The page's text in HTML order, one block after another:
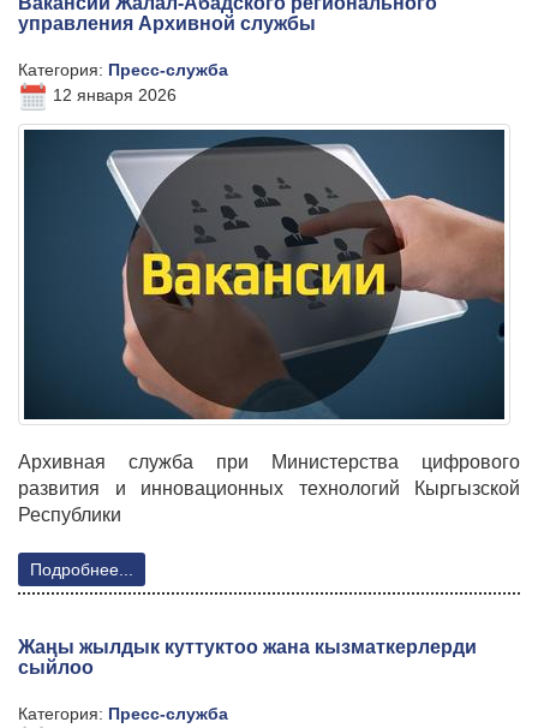
управления Архивной службы
Категория: Пресс-служба
12 января 2026
Архивная служба при Министерства цифрового
развития и инновационных технологий Кыргызской
Республики
Подробнее...
Жаңы жылдык куттуктоо жана кызматкерлерди
сыйлоо
Категория: Пресс-служба